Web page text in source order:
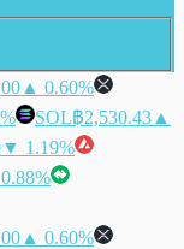
▲ 0.60%
SOL฿2,530.43 ▲
▼ 1.19%
▲ 0.60%